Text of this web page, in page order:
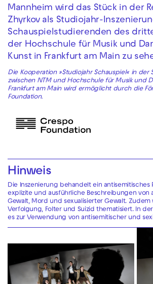
Mannheim wird das Stück in der
Zhyrkov als Studiojahr-
Schauspielstudierenden des
der Hochschule für Musik und
Kunst in Frankfurt am Main zu
Die Kooperation »Studiojahr Schauspiel« in der
zwischen NTM und Hochschule für Musik und
Frankfurt am Main wird ermöglicht durch die
Foundation.
Hinweis
Die Inszenierung behandelt ein antisemitisches
explizite und ausführliche Beschreibungen von
Gewalt, Mord und sexualisierter Gewalt.
Verfolgung, Folter und Suizid thematisiert. In
es zur Verwendung von antisemitischer und